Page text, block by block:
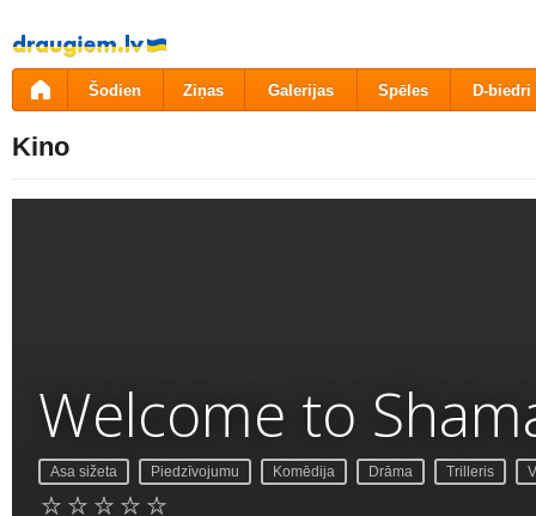
Pāriet
uz
saturu
Šodien Ziņas Galerijas Spēles D-biedri
Kino
Welcome to
Asa sižeta Piedzīvojumu Komēdija Drāma Trilleris